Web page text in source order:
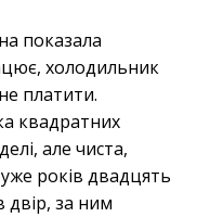
показала
холодильник
платити.
квадратних
але чиста,
років двадцять
двір, за ним